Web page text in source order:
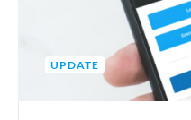
UPDATE